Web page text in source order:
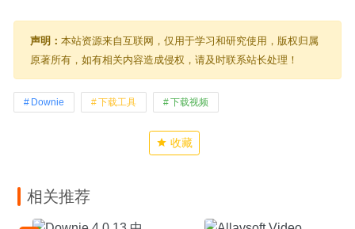
声明： 本站资源来自互联网，仅用于学习和研究使用，版权归属
原著所有，如有相关内容造成侵权，请及时联系站长处理！
Downie 下载工具 下载视频
收藏
相关推荐